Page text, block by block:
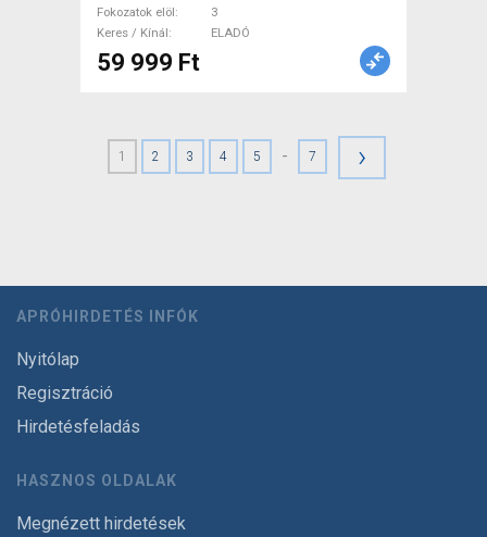
Fokozatok elöl
3
Keres / Kínál
ELADÓ
59 999 Ft
1 2 3 4 5 - 7 ›
APRÓHIRDETÉS INFÓK
Nyitólap
Regisztráció
Hirdetésfeladás
HASZNOS OLDALAK
Megnézett hirdetések